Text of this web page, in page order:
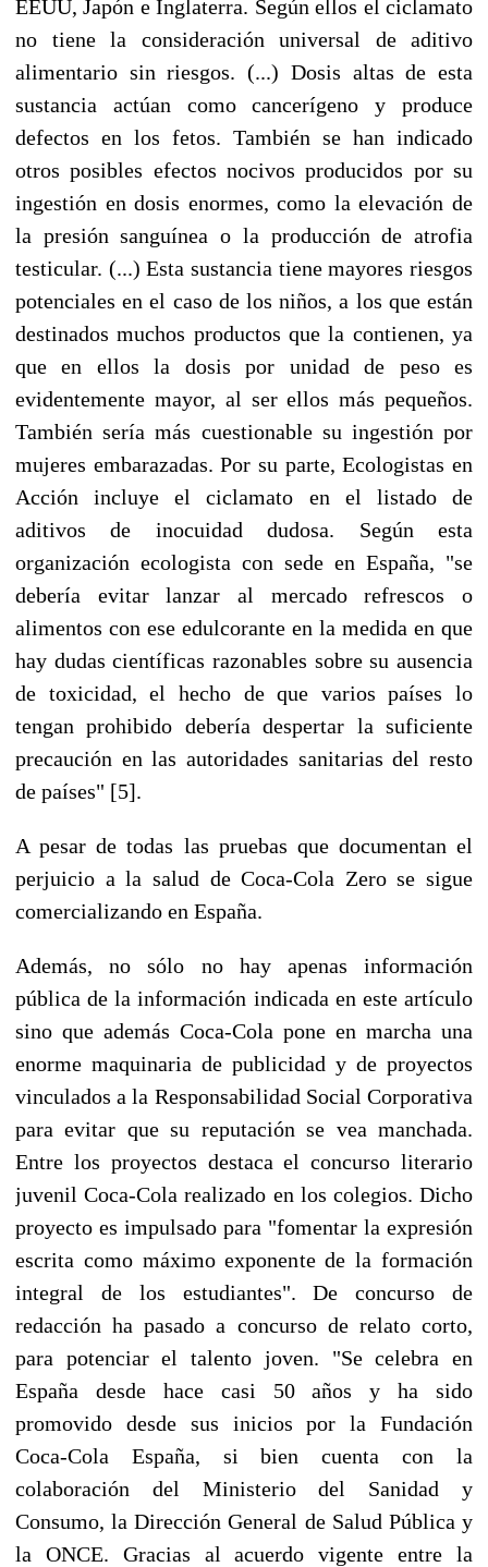
EEUU, Japón e Inglaterra. Según ellos el ciclamato
no tiene la consideración universal de aditivo
alimentario sin riesgos. (...) Dosis altas de esta
sustancia actúan como cancerígeno y produce
defectos en los fetos. También se han indicado
otros posibles efectos nocivos producidos por su
ingestión en dosis enormes, como la elevación de
la presión sanguínea o la producción de atrofia
testicular. (...) Esta sustancia tiene mayores riesgos
potenciales en el caso de los niños, a los que están
destinados muchos productos que la contienen, ya
que en ellos la dosis por unidad de peso es
evidentemente mayor, al ser ellos más pequeños.
También sería más cuestionable su ingestión por
mujeres embarazadas. Por su parte, Ecologistas en
Acción incluye el ciclamato en el listado de
aditivos de inocuidad dudosa. Según esta
organización ecologista con sede en España, "se
debería evitar lanzar al mercado refrescos o
alimentos con ese edulcorante en la medida en que
hay dudas científicas razonables sobre su ausencia
de toxicidad, el hecho de que varios países lo
tengan prohibido debería despertar la suficiente
precaución en las autoridades sanitarias del resto
de países" [5].
A pesar de todas las pruebas que documentan el
perjuicio a la salud de Coca-Cola Zero se sigue
comercializando en España.
Además, no sólo no hay apenas información
pública de la información indicada en este artículo
sino que además Coca-Cola pone en marcha una
enorme maquinaria de publicidad y de proyectos
vinculados a la Responsabilidad Social Corporativa
para evitar que su reputación se vea manchada.
Entre los proyectos destaca el concurso literario
juvenil Coca-Cola realizado en los colegios. Dicho
proyecto es impulsado para "fomentar la expresión
escrita como máximo exponente de la formación
integral de los estudiantes". De concurso de
redacción ha pasado a concurso de relato corto,
para potenciar el talento joven. "Se celebra en
España desde hace casi 50 años y ha sido
promovido desde sus inicios por la Fundación
Coca-Cola España, si bien cuenta con la
colaboración del Ministerio del Sanidad y
Consumo, la Dirección General de Salud Pública y
la ONCE. Gracias al acuerdo vigente entre la